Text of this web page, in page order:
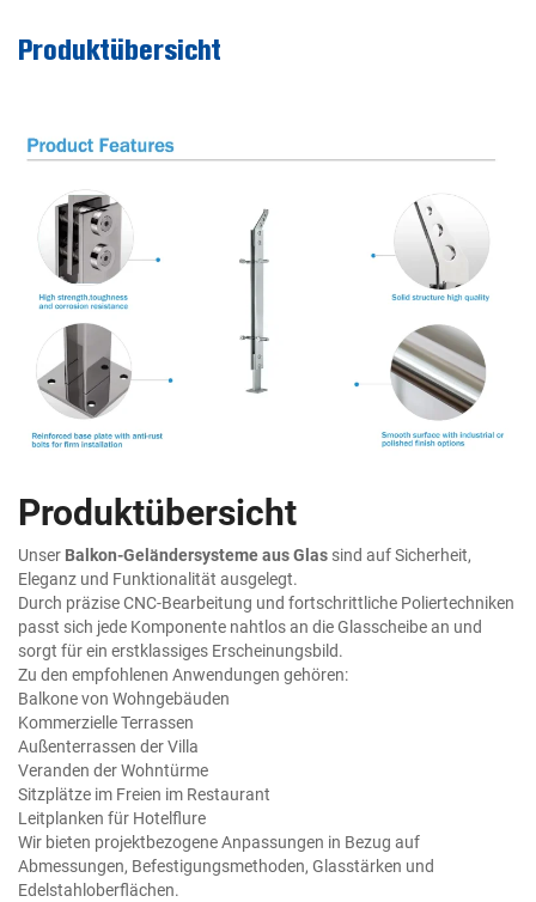
Produktübersicht
Produktübersicht
Unser Balkon-Geländersysteme aus Glas sind auf Sicherheit,
Eleganz und Funktionalität ausgelegt.
Durch präzise CNC-Bearbeitung und fortschrittliche Poliertechniken
passt sich jede Komponente nahtlos an die Glasscheibe an und
sorgt für ein erstklassiges Erscheinungsbild.
Zu den empfohlenen Anwendungen gehören:
Balkone von Wohngebäuden
Kommerzielle Terrassen
Außenterrassen der Villa
Veranden der Wohntürme
Sitzplätze im Freien im Restaurant
Leitplanken für Hotelflure
Wir bieten projektbezogene Anpassungen in Bezug auf
Abmessungen, Befestigungsmethoden, Glasstärken und
Edelstahloberflächen.